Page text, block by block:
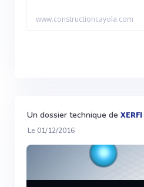
www.constructioncayola.com
Un dossier technique de XERFI
Le 01/12/2016